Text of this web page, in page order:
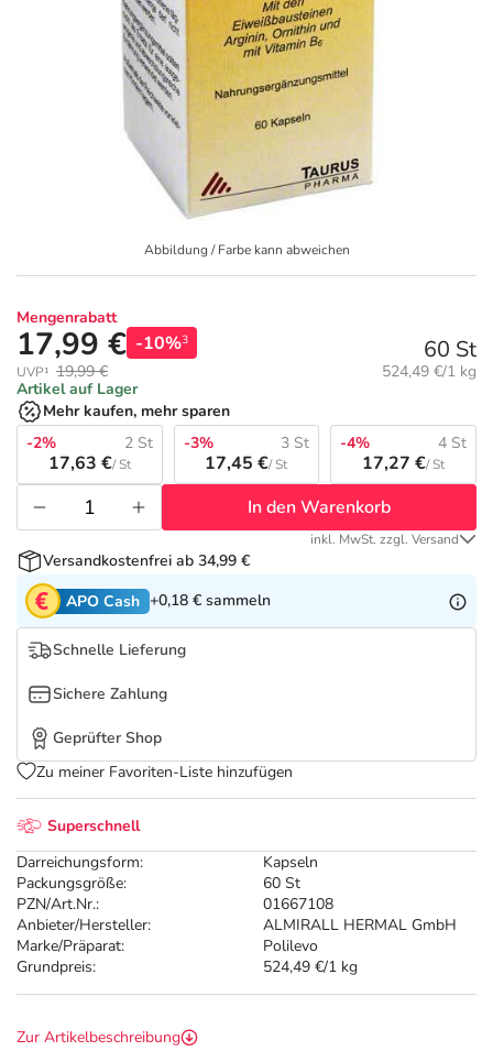
Körperpflege & Kosmetik
Liebe & Erotik
Mutter & Kind
Natur & Homöopathie
Sanitätshaus
Sport & Fitness
Tierapotheke
Vitamine & Mineralstoffe
Marken
Geschenkideen
Aktuelle Coupons
Summer SALE
Reiseapotheke
Sonnenpflege
Sommerpflege für Haar und Kopfhaut
Täglich gut versorgt
Fragen und Antworten
Beliebte Beiträge
E-Rezept App
5% Extra Cash
Avene & Ducray Deals
Eucerin Deals
Evolsin Deals
Nattermann Deals
R(h)ein Nutrition Deals
Refluthin, Lasea & Carmenthin Deals
Salus Deals
Abbildung / Farbe kann abweichen
Superschnell
Darreichungsform:
Kapseln
Packungsgröße:
60 St
PZN/Art.Nr.:
01667108
Anbieter/Hersteller:
ALMIRALL HERMAL GmbH
Marke/Präparat:
Polilevo
Grundpreis:
524,49 €/1 kg
Mengenrabatt
17,99 € -10%3
UVP¹ 19,99 €
60 St
Grundpreis:
524,49 €/1 kg
Artikel auf Lager
Mehr kaufen, mehr sparen
-2%
2 St
17,63 €/ St
-3% 3 St
17,45 €/ St
-4% 4 St
17,27 €/ St
In den Warenkorb
inkl. MwSt. zzgl. Versand
Versandkostenfrei ab 34,99 €
APO Cash +0,18 € sammeln
Schnelle Lieferung
Sichere Zahlung
Geprüfter Shop
Zu meiner Favoriten-Liste hinzufügen
Zur Artikelbeschreibung